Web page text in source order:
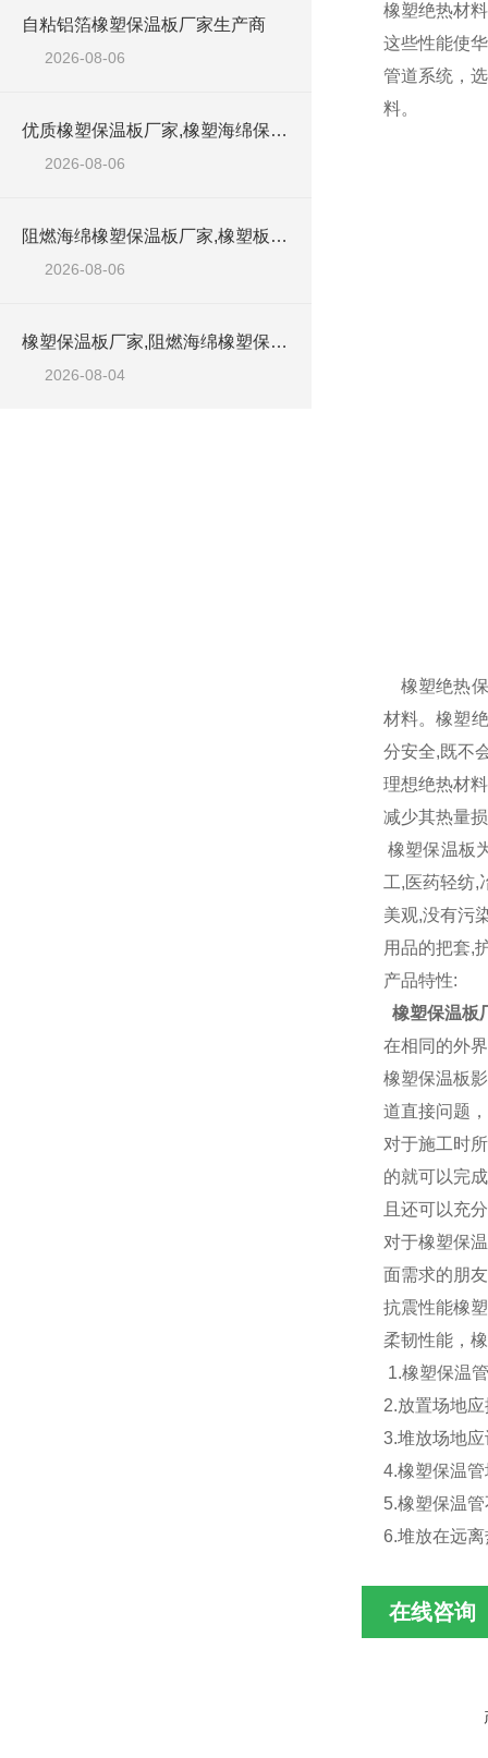
自粘铝箔橡塑保温板厂家生产商
2026-08-06
优质橡塑保温板厂家,橡塑海绵保温材料供货商
2026-08-06
阻燃海绵橡塑保温板厂家,橡塑板厂家销售点
2026-08-06
橡塑保温板厂家,阻燃海绵橡塑保温板厂家出售
2026-08-04
橡塑绝热材
这些性能使
管道系统，
料。
橡塑绝热保
材料。橡塑
分安全,既不
理想绝热材
减少其热量
橡塑保温板
工,医药轻纺,
美观,没有污
用品的把套,
产品特性:
橡塑保温板
在相同的外
橡塑保温板
道直接问题
对于施工时
的就可以完
且还可以充
对于橡塑保
面需求的朋
抗震性能橡
柔韧性能，
1.橡塑保温
2.放置场地
3.堆放场地
4.橡塑保温
5.橡塑保温
6.堆放在远
在线咨询